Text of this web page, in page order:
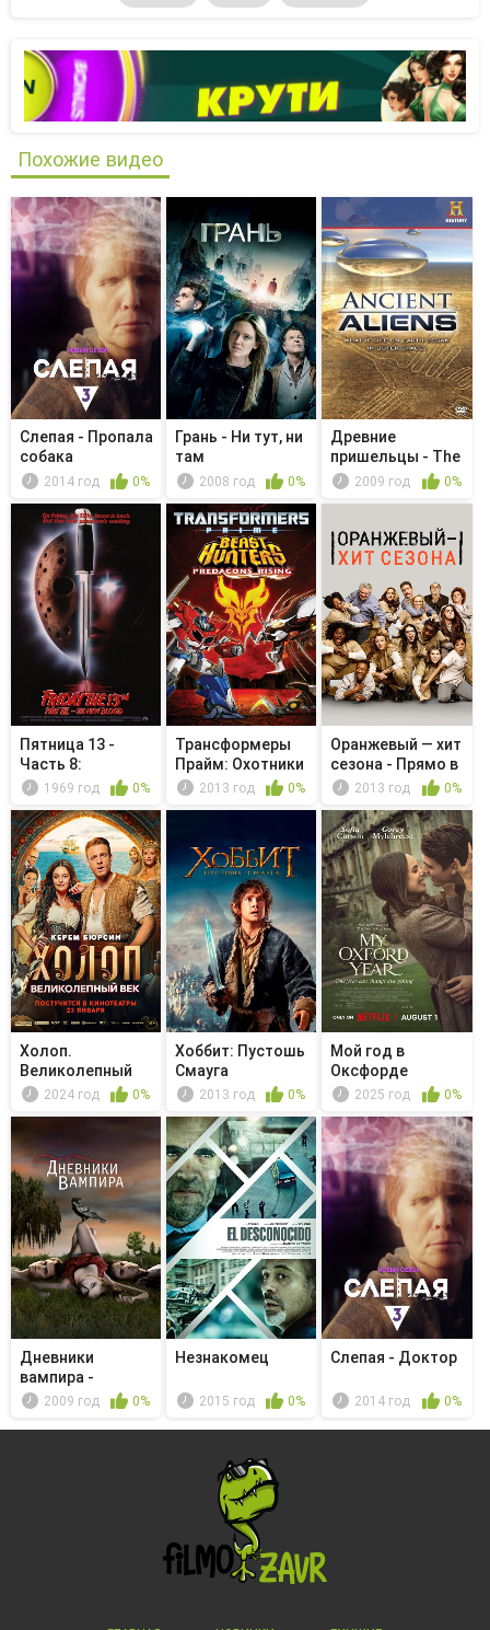
Похожие видео
Слепая - Пропала
собака
2014 год 0%
Грань - Ни тут, ни
там
2008 год 0%
Древние
пришельцы - The
World on Alert
2009 год 0%
Пятница 13 -
Часть 8:
Джейсон
1969 год 0%
Трансформеры
Прайм: Охотники
на чудов...
2013 год 0%
Оранжевый — хит
сезона - Прямо в
сиську2013 год 0%
Холоп.
Великолепный
век2024 год 0%
Хоббит: Пустошь
Смауга
2013 год 0%
Мой год в
Оксфорде
2025 год 0%
Дневники
вампира -
Преследуемые
2009 год 0%
Незнакомец
2015 год 0%
Слепая - Доктор
2014 год 0%